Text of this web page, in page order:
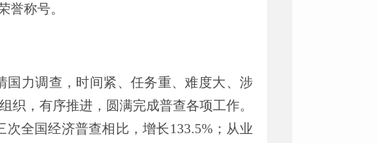
誉称号。
国力调查 ， 时间紧、任务重、难度大、涉
织 ， 有序推进 ， 圆满完成普查各项工作。
次全国经济普查相比，增长133.5%；从业